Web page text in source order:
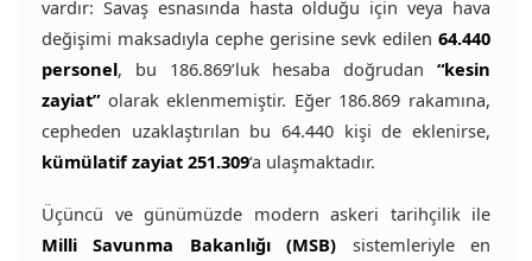
vardır: Savaş esnasında hasta olduğu için veya hava
değişimi maksadıyla cephe gerisine sevk edilen 64.440
personel, bu 186.869’luk hesaba doğrudan “kesin
zayiat”olarak eklenmemiştir. Eğer 186.869 rakamına,
cepheden uzaklaştırılan bu 64.440 kişi de eklenirse,
kümülatif zayiat 251.309‘a ulaşmaktadır.
Üçüncü ve günümüzde modern askeri tarihçilik ile
Milli Savunma Bakanlığı (MSB) sistemleriyle en